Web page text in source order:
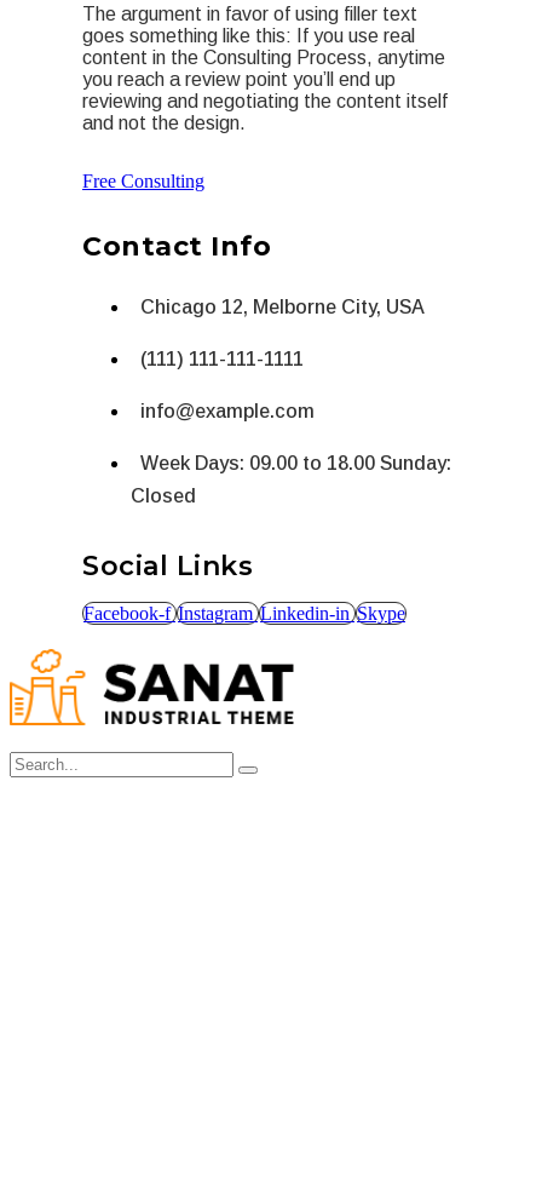
The argument in favor of using filler text
goes something like this: If you use real
content in the Consulting Process, anytime
you reach a review point you’ll end up
reviewing and negotiating the content itself
and not the design.
Free Consulting
Contact Info
Chicago 12, Melborne City, USA
(111) 111-111-1111
info@example.com
Week Days: 09.00 to 18.00 Sunday:
Closed
Social Links
Facebook-f Instagram Linkedin-in Skype